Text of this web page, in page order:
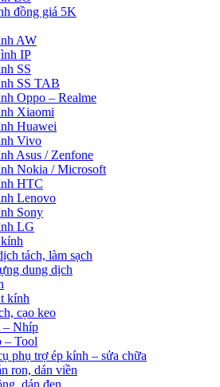
đồng giá 5K
AW
IP
SS
SS TAB
Oppo – Realme
Xiaomi
Huawei
Vivo
Asus / Zenfone
Nokia / Microsoft
HTC
Lenovo
Sony
LG
tách, làm sạch
dung dịch
kính
cạo keo
– Nhíp
– Tool
phụ trợ ép kính – sửa chữa
ron, dán viền